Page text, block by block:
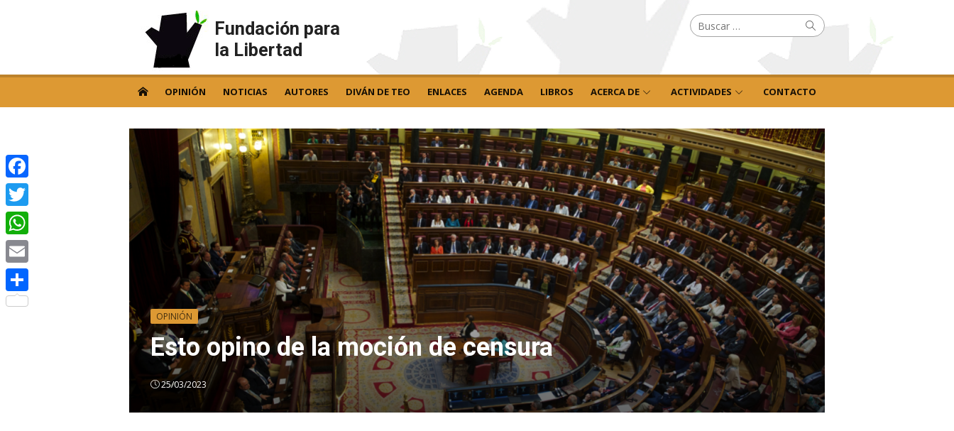
Fundación para
la Libertad
Buscar
por: Buscar
OPINIÓN NOTICIAS AUTORES DIVÁN DE TEO ENLACES AGENDA LIBROS ACERCA DE ACTIVIDADES CONTACTO
OPINIÓN
Esto opino de la moción de censura
25/03/2023
Facebook
Twitter
WhatsApp
Email
Compartir